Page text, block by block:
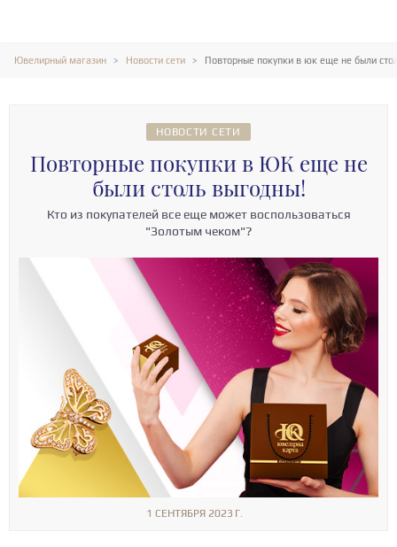
Ювелирный магазин Новости сети Повторные покупки в юк еще не были
НОВОСТИ СЕТИ
Повторные покупки в ЮК еще не
были столь выгодны!
Кто из покупателей все еще может воспользоваться
"Золотым чеком"?
1 СЕНТЯБРЯ 2023 Г.